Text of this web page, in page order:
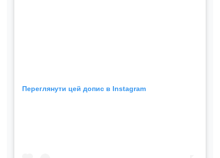
Переглянути цей допис в Instagram